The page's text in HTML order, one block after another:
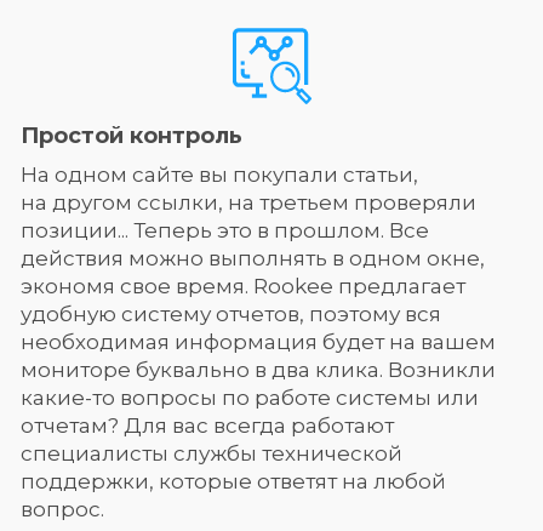
Простой контроль
На одном сайте вы покупали статьи,
на другом ссылки, на третьем проверяли
позиции... Теперь это в прошлом. Все
действия можно выполнять в одном окне,
экономя свое время. Rookee предлагает
удобную систему отчетов, поэтому вся
необходимая информация будет на вашем
мониторе буквально в два клика. Возникли
какие-то вопросы по работе системы или
отчетам? Для вас всегда работают
специалисты службы технической
поддержки, которые ответят на любой
вопрос.